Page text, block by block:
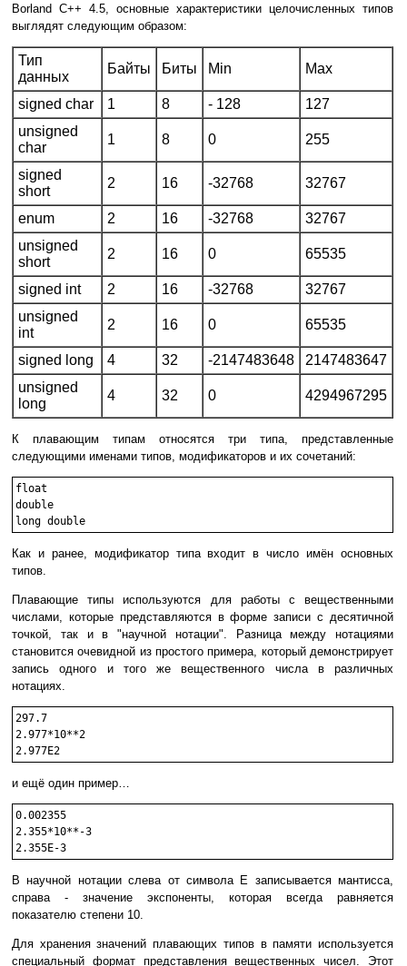
Borland C++ 4.5, основные характеристики целочисленных типов
выглядят следующим образом:
Тип
данных
Байты Биты Min Max
signed char 1 8 - 128
127
unsigned
char
1 8 0 255
signed
short
2 16 -32768 32767
enum 2 16 -32768
32767
unsigned
short
2 16 0 65535
signed int 2 16 -32768
32767
unsigned
int
2 16 0 65535
signed long 4 32 -2147483648
2147483647
unsigned
long
4 32 0 4294967295
К плавающим типам относятся три типа, представленные
следующими именами типов, модификаторов и их сочетаний:
float
double
Как и ранее, модификатор типа входит в число имён основных
типов.
Плавающие типы используются для работы с вещественными
числами, которые представляются в форме записи с десятичной
точкой, так и в "научной нотации". Разница между нотациями
становится очевидной из простого примера, который демонстрирует
запись одного и того же вещественного числа в различных
нотациях.
297.7
2.977*10**2
и ещё один пример…
0.002355
2.355*10**-3
В научной нотации слева от символа E записывается мантисса,
справа - значение экспоненты, которая всегда равняется
показателю степени 10.
Для хранения значений плавающих типов в памяти используется
специальный формат представления вещественных чисел. Этот